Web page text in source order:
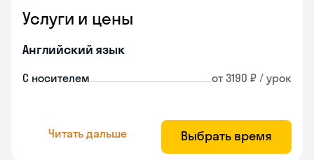
Услуги и цены
Английский язык
С носителем от 3190 ₽ / урок
Читать дальше Выбрать время